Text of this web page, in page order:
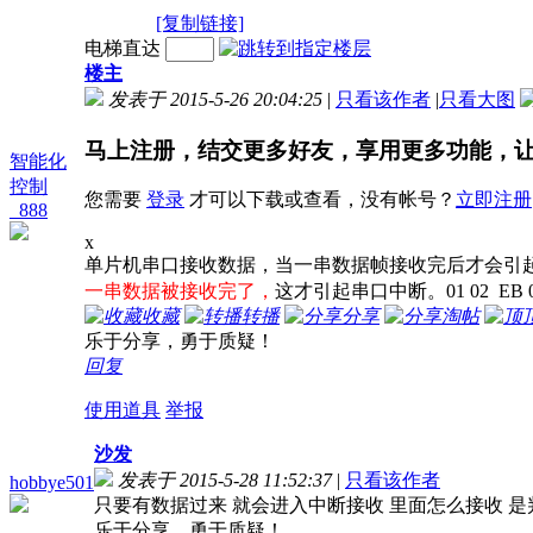
[复制链接]
智能化
控制
_888
电梯直达
楼主
发表于 2015-5-26 20:04:25 | 只看该作者 |只看大图
马上注册，结交更多好友，享用更多功能，
您需要 登录 才可以下载或查看，没有帐号？ 立即注册
x
单片机串口接收数据，当一串数据帧接收完后才会
一串数据被接收完了， 这才引起串口中断。01 02 EB
收藏
转播 分享 淘帖
乐于分享，勇于质疑！
回复
使用道具 举报
hobbye501
沙发
发表于 2015-5-28 11:52:37 | 只看该作者
只要有数据过来 就会进入中断接收 里面怎么接收